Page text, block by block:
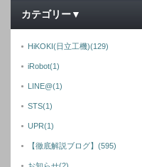
カテゴリー▼
HiKOKI(日立工機)(129)
iRobot(1)
LINE@(1)
STS(1)
UPR(1)
【徹底解説ブログ】 (595)